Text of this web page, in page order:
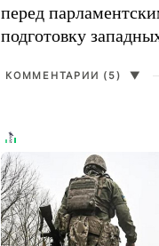
перед
подготовку
КОММЕНТАРИИ (5) ▼